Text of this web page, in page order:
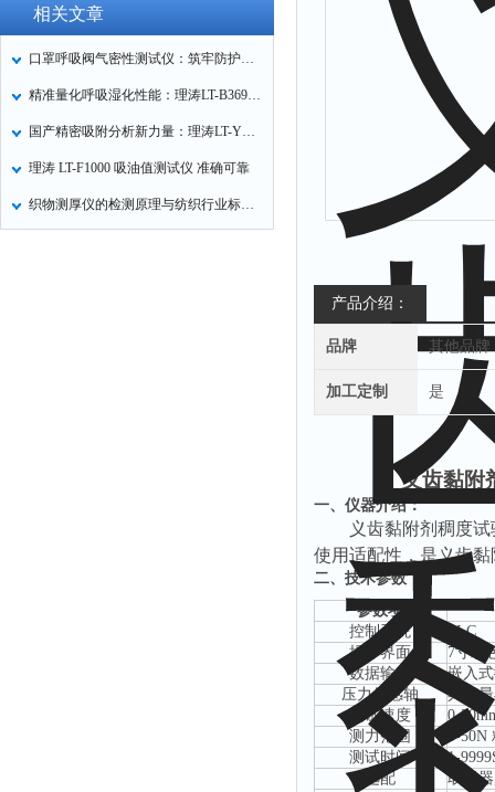
相关文章
口罩呼吸阀气密性测试仪：筑牢防护口罩的质量关卡
精准量化呼吸湿化性能：理涛LT-B369湿化器数据采集装置技术解析
国产精密吸附分析新力量：理涛LT-Y019A全自动高压吸附仪的性能与应用解析
理涛 LT-F1000 吸油值测试仪 准确可靠
织物测厚仪的检测原理与纺织行业标准化应用
产品介绍：
品牌 其他品牌
加工定制 是
义齿黏附
一、 仪器介绍：
义齿黏附剂稠度
使用适配性，是义齿
二、技术参数：
参数项
控制系统
PLC
操作界面
7寸彩
数据输出
嵌入
压力传感轴
具有
测试速度
0-
测力范围
0-
测试时间
1-
选配
取样器